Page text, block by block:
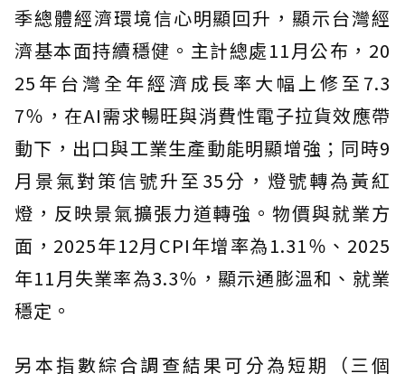
季總體經濟環境信心明顯回升，顯示台灣經
濟基本面持續穩健。主計總處11月公布，20
25年台灣全年經濟成長率大幅上修至7.3
7％，在AI需求暢旺與消費性電子拉貨效應帶
動下，出口與工業生產動能明顯增強；同時9
月景氣對策信號升至35分，燈號轉為黃紅
燈，反映景氣擴張力道轉強。物價與就業方
面，2025年12月CPI年增率為1.31％、2025
年11月失業率為3.3％，顯示通膨溫和、就業
穩定。
另本指數綜合調查結果可分為短期（三個